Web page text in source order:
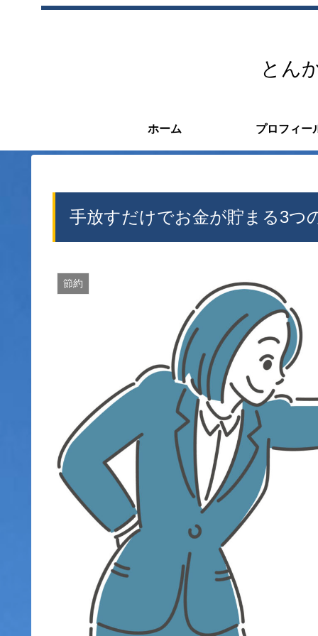
とん
ホーム プロフィー
手放すだけでお金が貯まる3つ
節約